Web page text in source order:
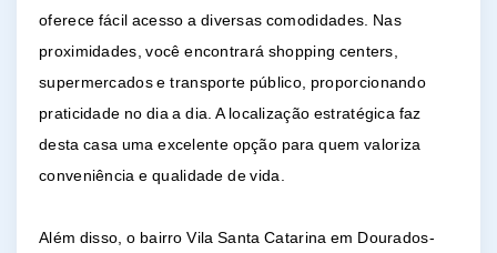
oferece fácil acesso a diversas comodidades. Nas
proximidades, você encontrará shopping centers,
supermercados e transporte público, proporcionando
praticidade no dia a dia. A localização estratégica faz
desta casa uma excelente opção para quem valoriza
conveniência e qualidade de vida.
Além disso, o bairro Vila Santa Catarina em Dourados-